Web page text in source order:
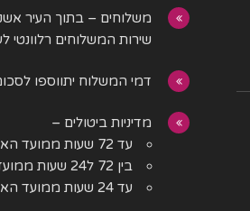
משלוחים – בתוך העיר
שירות המשלוחים רלוונטי
דמי המשלוח יתווספו
מדיניות ביטולים –
עד 72 שעות ממועד האספקה המבוקש יידרש תשלום של 20% מגובה ההזמנה
בין 72 ל24 שעות ממועד האספקה המבוקש יידרש תשלום של 50% מגובה ההזמנה
עד 24 שעות ממועד האספקה המבוקש לא ניתן לבטל ויידרש תשלום של 100% מגובה ההזמנה.